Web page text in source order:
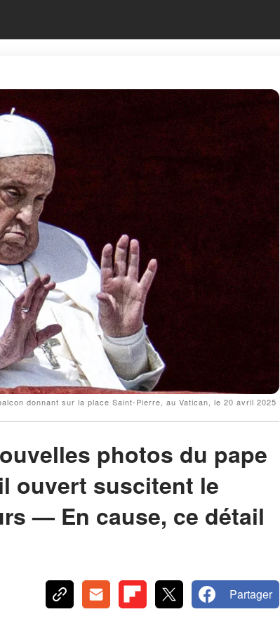
donnant sur la place Saint-Pierre, au Vatican, le 20 avril 2025
photos du pape
ouvert suscitent le
— En cause, ce détail
Partager